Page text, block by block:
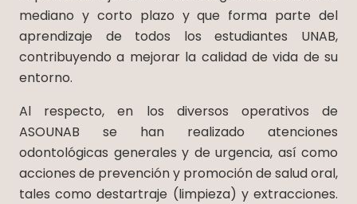
mediano y corto plazo y que forma parte del
aprendizaje de todos los estudiantes UNAB,
contribuyendo a mejorar la calidad de vida de su
entorno.
Al respecto, en los diversos operativos de
ASOUNAB se han realizado atenciones
odontológicas generales y de urgencia, así como
acciones de prevención y promoción de salud oral,
tales como destartraje (limpieza) y extracciones.